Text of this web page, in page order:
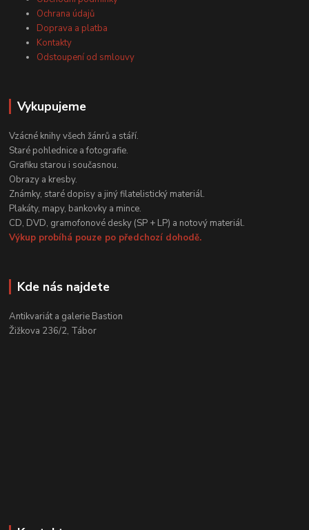
Ochrana údajů
Doprava a platba
Kontakty
Odstoupení od smlouvy
Vykupujeme
Vzácné knihy všech žánrů a stáří.
Staré pohlednice a fotografie.
Grafiku starou i současnou.
Obrazy a kresby.
Známky, staré dopisy a jiný filatelistický materiál.
Plakáty, mapy, bankovky a mince.
CD, DVD, gramofonové desky (SP + LP) a notový materiál.
Výkup probíhá pouze po předchozí dohodě.
Kde nás najdete
Antikvariát a galerie Bastion
Žižkova 236/2, Tábor